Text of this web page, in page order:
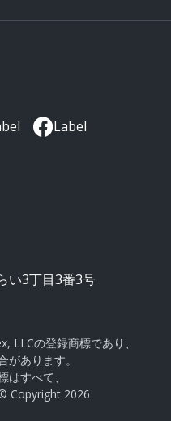
Label
い3丁目3番3号
LLCの登録商標であり、
あります。
すべて、
Copyright 2026